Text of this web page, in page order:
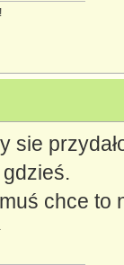
sie
chce to